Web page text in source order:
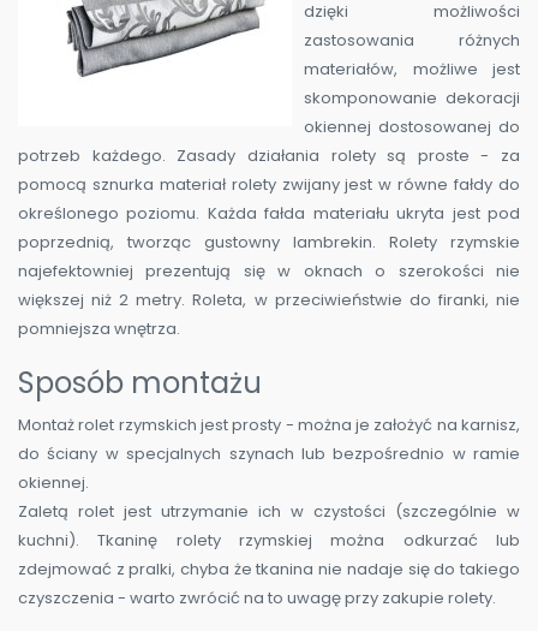
dzięki możliwości
zastosowania różnych
materiałów, możliwe jest
skomponowanie dekoracji
okiennej dostosowanej do
potrzeb każdego. Zasady działania rolety są proste - za
pomocą sznurka materiał rolety zwijany jest w równe fałdy do
określonego poziomu. Każda fałda materiału ukryta jest pod
poprzednią, tworząc gustowny lambrekin. Rolety rzymskie
najefektowniej prezentują się w oknach o szerokości nie
większej niż 2 metry. Roleta, w przeciwieństwie do firanki, nie
pomniejsza wnętrza.
Sposób montażu
Montaż rolet rzymskich jest prosty - można je założyć na karnisz,
do ściany w specjalnych szynach lub bezpośrednio w ramie
okiennej.
Zaletą rolet jest utrzymanie ich w czystości (szczególnie w
kuchni). Tkaninę rolety rzymskiej można odkurzać lub
zdejmować z pralki, chyba że tkanina nie nadaje się do takiego
czyszczenia - warto zwrócić na to uwagę przy zakupie rolety.